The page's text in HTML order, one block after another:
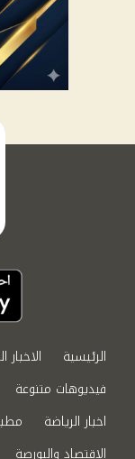
الرئيسية الاخبار
فيديوهات متنوعة
اخبار الرياضة
الاقتصاد والبورصة